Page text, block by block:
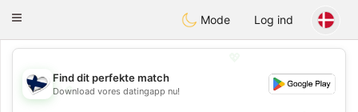
SuomenTreffit
Toggle
Mode Log ind
Find dit perfekte match
Download vores datingapp nu!